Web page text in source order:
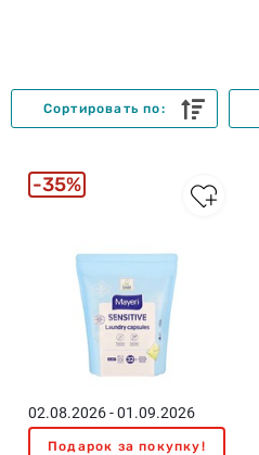
Сортировать по:
02.08.2026 - 01.09.2026
Подарок за покупку!
35%